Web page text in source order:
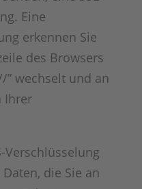
Eine
erkennen Sie
des Browsers
” wechselt und an
Ihrer
Verschlüsselung
die Sie an